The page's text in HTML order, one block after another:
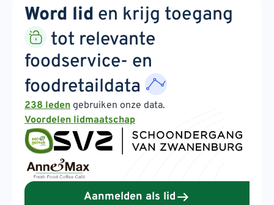
Word lid en krijg toegang
tot relevante
foodservice- en
foodretaildata
238 leden gebruiken onze data.
Voordelen lidmaatschap
Aanmelden als lid